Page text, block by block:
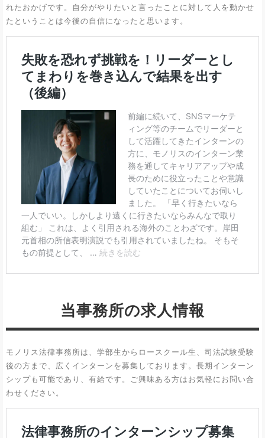
れたおかげです。自分がやりたいと言ったことに対して人を動かせ
たということは今後の自信になったと思います。
当事務所の求人情報
モノリス法律事務所は、学部生からロースクール生、司法試験受験
後の方まで、広くインターンを募集しております。長期インターン
シップも可能であり、有給です。ご興味ある方はお気軽にお問い合
わせください。